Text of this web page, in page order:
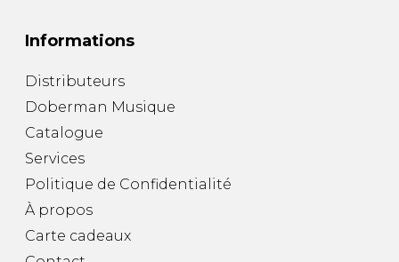
Informations
Distributeurs
Doberman Musique
Catalogue
Services
Politique de Confidentialité
À propos
Carte cadeaux